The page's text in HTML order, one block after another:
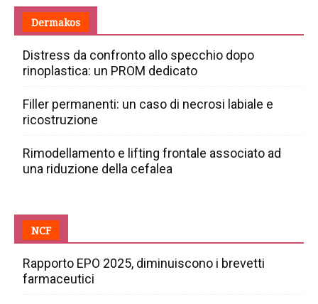
Dermakos
Distress da confronto allo specchio dopo
rinoplastica: un PROM dedicato
Filler permanenti: un caso di necrosi labiale e
ricostruzione
Rimodellamento e lifting frontale associato ad
una riduzione della cefalea
NCF
Rapporto EPO 2025, diminuiscono i brevetti
farmaceutici